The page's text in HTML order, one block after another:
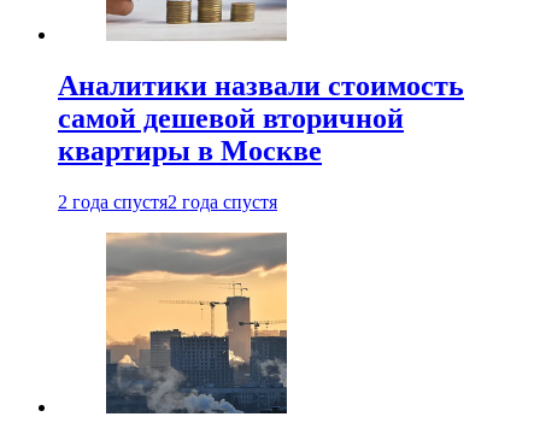
Аналитики назвали стоимость
самой дешевой вторичной
квартиры в Москве
2 года спустя2 года спустя